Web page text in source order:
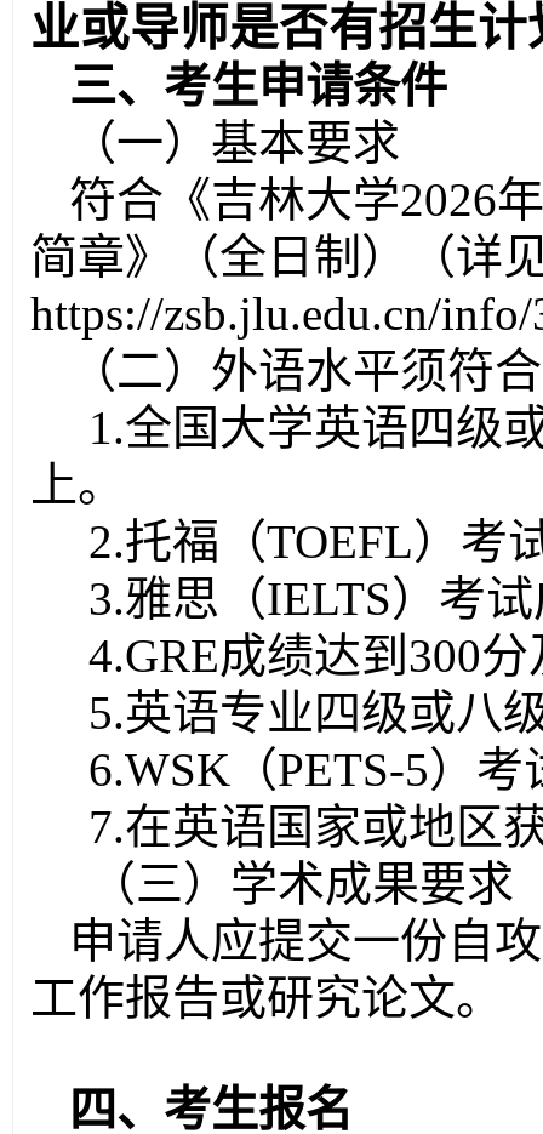
业或导师是否有招生计
三、考生申请条件
（一）基本要求
符合《吉林大学2026
简章》
（全日制）（详
https://zsb.jlu.edu.cn/
（二）外语水平须符
1.全国大学英语四级
上。
2.托福（TOEFL）考
3.雅思（IELTS）考
4.GRE成绩达到300
5.英语专业四级或八
6.WSK（PETS-5）
7.在英语国家或地区
（三）学术成果要求
申请人应提交一份自
工作报告或研究论文。
四、考生报名